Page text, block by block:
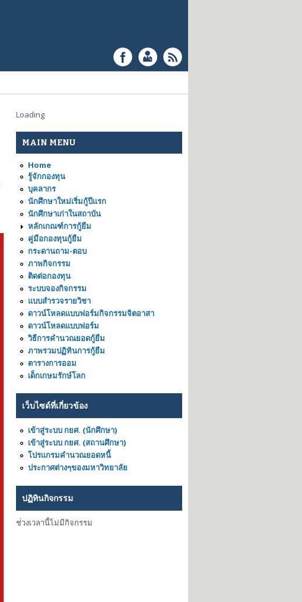
Loading
MAIN MENU
Home
รู้จักกองทุน
บุคลากร
นักศึกษาใหม่เริ่มกู้ปีแรก
นักศึกษาเก่าในสถาบัน
หลักเกณฑ์การกู้ยืม
คู่มือกองทุนกู้ยืม
กระดานถาม-ตอบ
ภาพกิจกรรม
ติดต่อกองทุน
ระบบจองกิจกรรม
แบบสำรวจรายวิชา
ดาวน์โหลดแบบฟอร์มกิจกรรมจิตอาสา
ดาวน์โหลดแบบฟอร์ม
วิธีการคำนวณยอดกู้ยืม
ภาพรวมปฏิทินการกู้ยืม
ตารางการออม
เด็กเกษมรักษ์โลก
เว็บไซด์ที่เกี่ยวข้อง
เข้าสู่ระบบ กยศ. (นักศึกษา)
เข้าสู่ระบบ กยศ. (สถานศึกษา)
โปรแกรมคำนวณยอดหนี้
ประกาศต่างๆของมหาวิทยาลัย
ปฏิทินกิจกรรม
ช่่วงเวลานี้ไม่มีกิจกรรม